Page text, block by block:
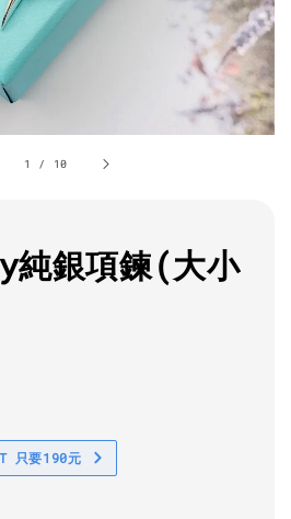
1 / 10
純銀項鍊(大小
只要190元